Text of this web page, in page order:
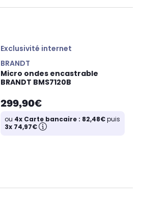
Exclusivité internet
BRANDT
Micro ondes encastrable
BRANDT BMS7120B
299,90€
ou 4x Carte bancaire : 82,48€puis
3x 74,97€